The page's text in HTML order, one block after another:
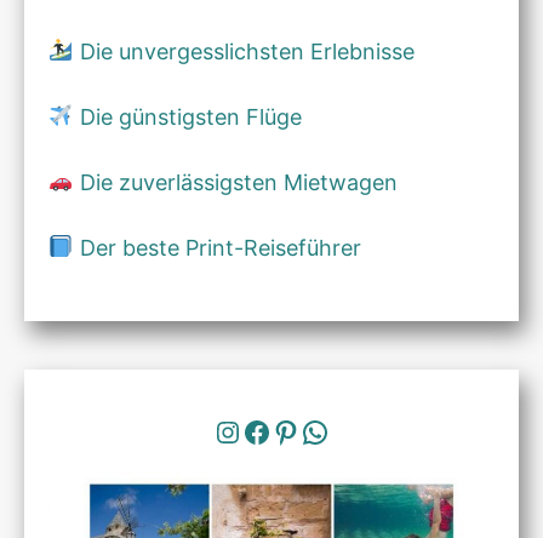
Die unvergesslichsten Erlebnisse
Die günstigsten Flüge
Die zuverlässigsten Mietwagen
Der beste Print-Reiseführer
Instagram
Facebook
Pinterest
WhatsApp